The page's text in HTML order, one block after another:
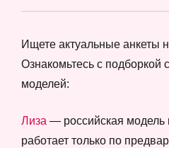
Ищете актуальные анкеты
Ознакомьтесь с
моделей:
Лиза — российская модель
работает только по